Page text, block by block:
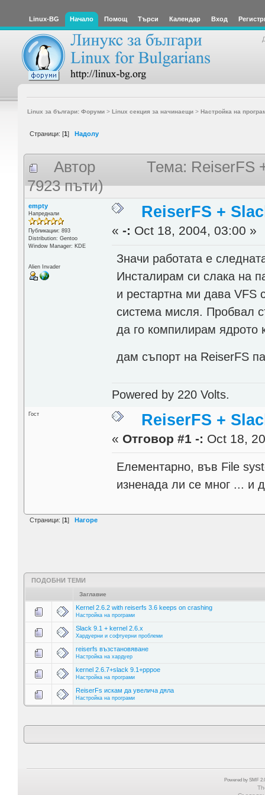
Linux-BG Начало Помощ Търси Календар Вход
Linux за българи: Форуми> Linux секция за начинаещи> Настройка на
Страници: [1] Надолу
Автор
Тема: ReiserFS
7923 пъти)
empty
Напреднали
Публикации: 893
Distribution: Gentoo
Window Manager: KDE
Alien Invader
ReiserFS +
«-: Oct 18, 2004, 03:00 »
Значи работата е
Инсталирам си слака на
и рестартна ми дава VFS
система мисля. Пробвал
да го компилирам
дам съпорт на ReiserFS
Powered by 220 Volts.
Гост ReiserFS +
« Отговор #1 -: Oct 18,
Елементарно, във File
изненада ли се мног ... и
Страници: [1] Нагоре
ПОДОБНИ ТЕМИ
Заглавие
Kernel 2.6.2 with reiserfs 3.6 keeps on crashing
Настройка на програми
Slack 9.1 + kernel 2.6.x
Хардуерни и софтуерни проблеми
reiserfs възстановяване
Настройка на хардуер
kernel 2.6.7+slack 9.1+pppoe
Настройка на програми
ReiserFs искам да увелича дяла
Настройка на програми
Powered by SMF